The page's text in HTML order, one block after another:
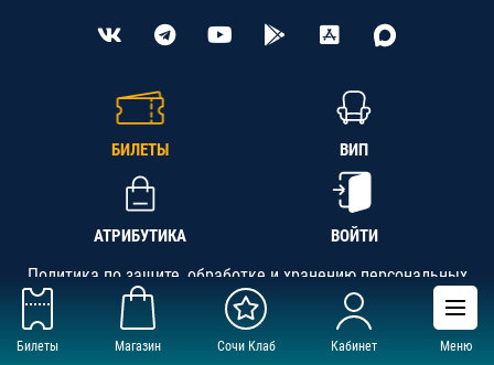
Билеты Магазин Сочи Клаб Кабинет Меню
БИЛЕТЫ ВИП
АТРИБУТИКА ВОЙТИ
Политика по защите, обработке и хранению персональных
данных
АНО «СК «Кубань-Регион», ОГРН 1142300002349,